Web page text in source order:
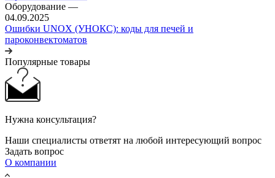
Оборудование —
04.09.2025
Ошибки UNOX (УНОКС): коды для печей и
пароконвектоматов
Популярные товары
Нужна консультация?
Наши специалисты ответят на любой интересующий вопрос
Задать вопрос
О компании